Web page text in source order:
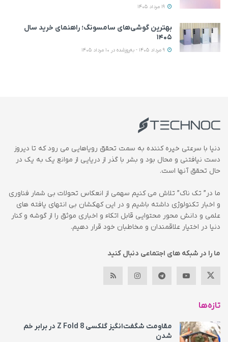
بهترین گوشی‌های سامسونگ؛ راهنمای خرید سال
۱۴۰۵
دنیا با سرعتی خیره کننده به سمت تحقق رویاهایی می رود که تا دیروز
دست نیافتنی و محال بود و بشر با گذر از دریایی از موانع یک به یک در
حال تحقق آنها است.
ما در” تک ناک” تلاش می کنیم سهمی از انعکاس تحولات بی شمار فناوری
و اخبار تکنولوژی داشته باشیم و در این کهکشان بی انتهای یافته های
علمی و دانش محور محتوایی قابل اتکاء و اخباری موثق را از گوشه و کنار
دنیا در اختیار علاقمندان و مخاطبان خود قرار دهیم.
ما را در شبکه های اجتماعی دنبال کنید
تازه‌ها
مقاومت شگفت‌انگیز گلکسی Z Fold 8 در برابر خم
شدن